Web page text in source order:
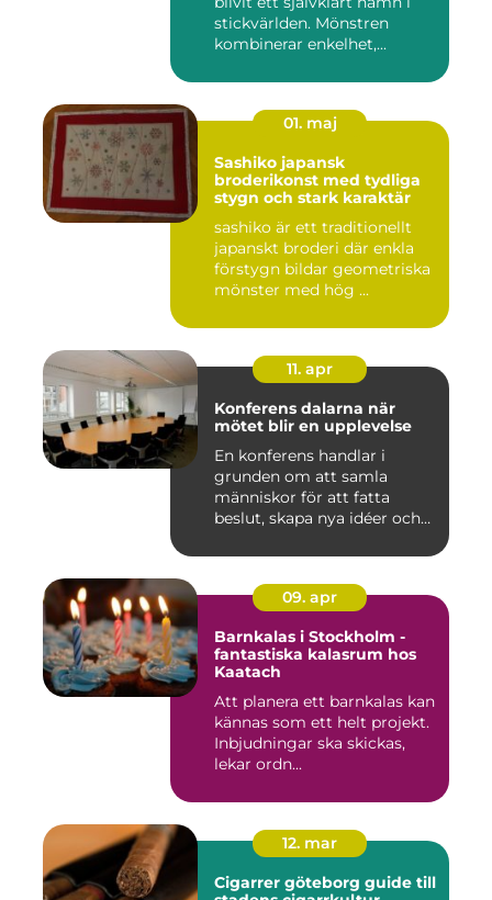
stickvärlden. Mönstren
kombinerar enkelhet,...
01. maj
Sashiko japansk
broderikonst med tydliga
stygn och stark karaktär
sashiko är ett traditionellt
japanskt broderi där enkla
förstygn bildar geometriska
mönster med hög ...
11. apr
Konferens dalarna när
mötet blir en upplevelse
En konferens handlar i
grunden om att samla
människor för att fatta
beslut, skapa nya idéer och
09. apr
Barnkalas i Stockholm -
fantastiska kalasrum hos
Kaatach
Att planera ett barnkalas kan
kännas som ett helt projekt.
Inbjudningar ska skickas,
lekar ordn...
12. mar
Cigarrer göteborg guide till